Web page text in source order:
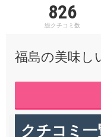
826
総クチコミ数
福島の美味し
クチコミ一